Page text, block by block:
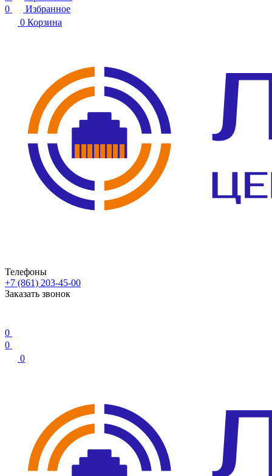
0
Избранное
0 Корзина
Телефоны
+7 (861) 203-45-00
Заказать звонок
0
0
0